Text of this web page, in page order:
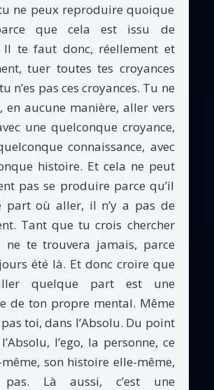
ne peux reproduire quoique
que cela est issu de
Il te faut donc, réellement et
tuer toutes tes croyances
n’es pas ces croyances. Tu ne
en aucune manière, aller vers
une quelconque croyance,
connaissance, avec
histoire. Et cela ne peut
pas se produire parce qu’il
part où aller, il n’y a pas de
Tant que tu crois chercher
ne te trouvera jamais, parce
été là. Et donc croire que
quelque part est une
de ton propre mental. Même
pas toi, dans l’Absolu. Du point
l’ego, la personne, ce
son histoire elle-même,
pas. Là aussi, c’est une